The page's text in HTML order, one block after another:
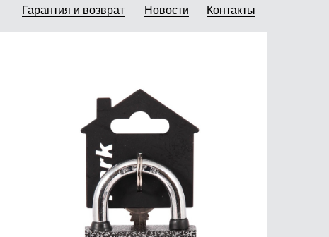
Гарантия и возврат Новости Контакты